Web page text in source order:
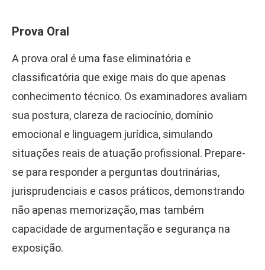
Prova Oral
A prova oral é uma fase eliminatória e
classificatória que exige mais do que apenas
conhecimento técnico. Os examinadores avaliam
sua postura, clareza de raciocínio, domínio
emocional e linguagem jurídica, simulando
situações reais de atuação profissional. Prepare-
se para responder a perguntas doutrinárias,
jurisprudenciais e casos práticos, demonstrando
não apenas memorização, mas também
capacidade de argumentação e segurança na
exposição.